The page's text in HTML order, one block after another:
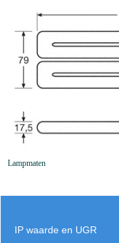
Lampmaten
IP waarde en UGR